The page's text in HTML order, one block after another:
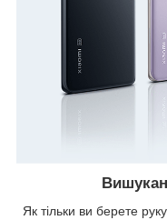
Як тільки ви берете